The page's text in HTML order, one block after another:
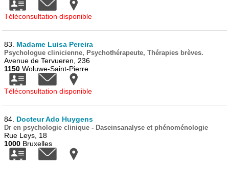
Téléconsultation disponible
83. Madame Luisa Pereira
Psychologue clinicienne, Psychothérapeute, Thérapies brèves.
Avenue de Tervueren, 236
1150 Woluwe-Saint-Pierre
Téléconsultation disponible
84. Docteur Ado Huygens
Dr en psychologie clinique - Daseinsanalyse et phénoménologie
Rue Leys, 18
1000 Bruxelles